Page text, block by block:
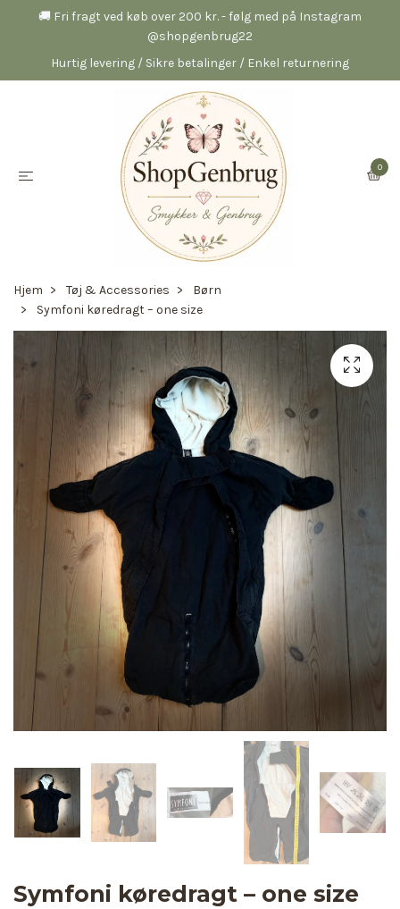
🚚 Fri fragt ved køb over 200 kr. - følg med på Instagram
@shopgenbrug22
Hurtig levering / Sikre betalinger / Enkel returnering
0
Hjem Tøj & Accessories
Børn
Symfoni køredragt – one size
Symfoni køredragt – one size